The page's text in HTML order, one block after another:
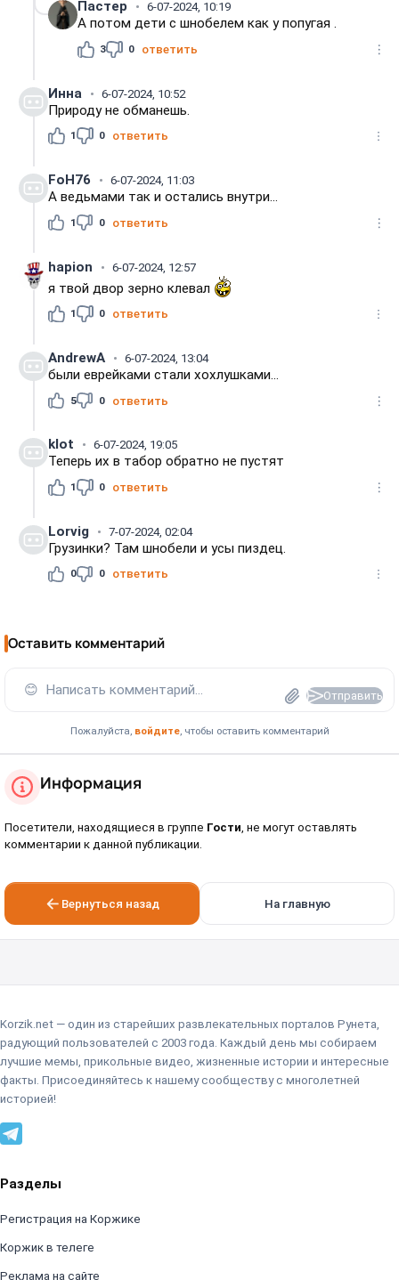
Пастер 6-07-2024, 10:19
А потом дети с шнобелем как у попугая .
3 0 ответить
Инна 6-07-2024, 10:52
Природу не обманешь.
1 0 ответить
FoH76 6-07-2024, 11:03
А ведьмами так и остались внутри...
1 0 ответить
hapion 6-07-2024, 12:57
я твой двор зерно клевал
1 0 ответить
AndrewA 6-07-2024, 13:04
были еврейками стали хохлушками...
5 0 ответить
klot 6-07-2024, 19:05
Теперь их в табор обратно не пустят
1 0 ответить
Lorvig 7-07-2024, 02:04
Грузинки? Там шнобели и усы пиздец.
0 0 ответить
Оставить комментарий
😊 Написать комментарий... Отправить
Пожалуйста, войдите, чтобы оставить комментарий
Информация
Посетители, находящиеся в группе Гости, не могут оставлять
комментарии к данной публикации.
Вернуться назад На главную
Korzik.net — один из старейших развлекательных порталов Рунета,
радующий пользователей с 2003 года. Каждый день мы собираем
лучшие мемы, прикольные видео, жизненные истории и интересные
факты. Присоединяйтесь к нашему сообществу с многолетней
историей!
Разделы
Регистрация на Коржике
Коржик в телеге
Реклама на сайте